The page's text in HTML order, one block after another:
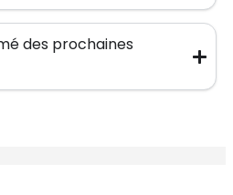
des prochaines